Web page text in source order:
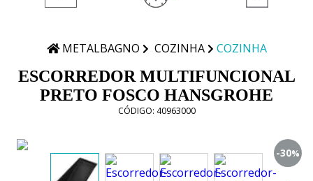
METALBAGNO COZINHA COZINHA
ESCORREDOR MULTIFUNCIONAL
PRETO FOSCO HANSGROHE
CÓDIGO: 40963000
-30%